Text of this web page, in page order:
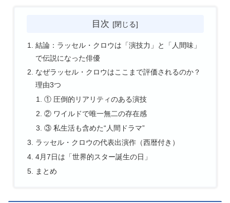
目次
結論：ラッセル・クロウは「演技力」と「人間味」
で伝説になった俳優
なぜラッセル・クロウはここまで評価されるのか？
理由3つ
① 圧倒的リアリティのある演技
② ワイルドで唯一無二の存在感
③ 私生活も含めた“人間ドラマ”
ラッセル・クロウの代表出演作（西暦付き）
4月7日は「世界的スター誕生の日」
まとめ